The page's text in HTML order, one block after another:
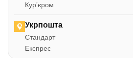
Курʼєром
Укрпошта
Стандарт
Експрес